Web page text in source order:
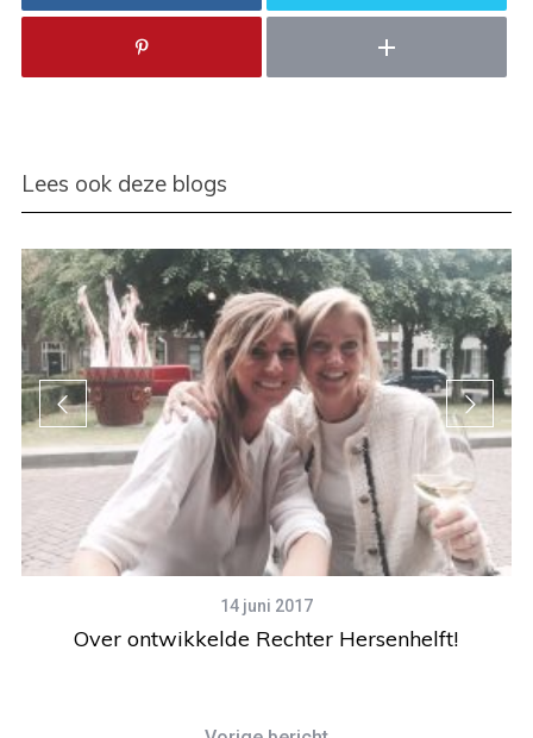
Lees ook deze blogs
14 juni 2017
Over ontwikkelde Rechter Hersenhelft!